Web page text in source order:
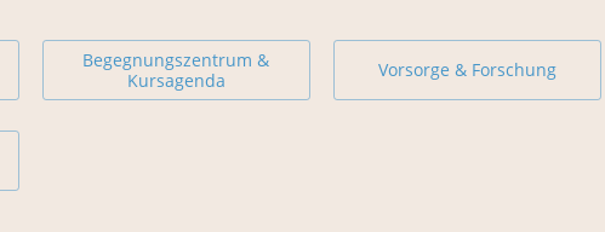
Begegnungszentrum &
Kursagenda
Vorsorge & Forschung